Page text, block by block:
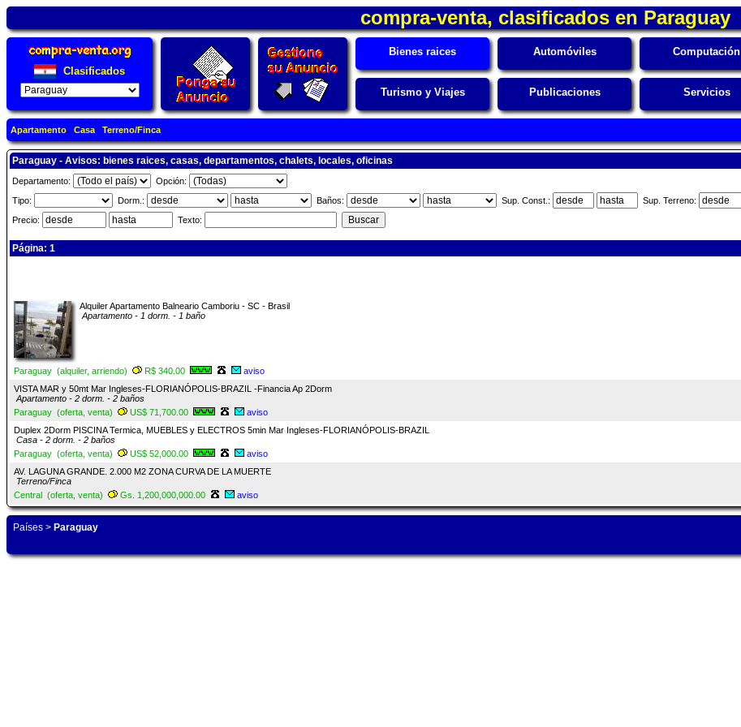
compra-venta, clasificados en Paraguay
Clasificados
Bienes raices Automóviles Computación
Turismo y Viajes Publicaciones Servicios
Apartamento Casa Terreno/Finca
Paraguay - Avisos: bienes raices, casas, departamentos, chalets, locales, oficinas
Departamento:
Opción:
Tipo:
Dorm.: Baños: Sup. Const.:
Sup. Terreno:
Precio:
Texto:
Página: 1
Alquiler Apartamento Balneario Camboriu - SC - Brasil
Apartamento - 1 dorm. - 1 baño
Paraguay (alquiler, arriendo) R$ 340.00 aviso
VISTA MAR y 50mt Mar Ingleses-FLORIANÓPOLIS-BRAZIL -Financia Ap 2Dorm
Apartamento - 2 dorm. - 2 baños
Paraguay (oferta, venta)
US$ 71,700.00 aviso
Duplex 2Dorm PISCINA Termica, MUEBLES y ELECTROS 5min Mar Ingleses-FLORIANÓPOLIS-BRAZIL
Casa - 2 dorm. - 2 baños
Paraguay (oferta, venta)
US$ 52,000.00 aviso
AV. LAGUNA GRANDE. 2.000 M2 ZONA CURVA DE LA MUERTE
Terreno/Finca
Central (oferta, venta)
Gs. 1,200,000,000.00 aviso
Países > Paraguay